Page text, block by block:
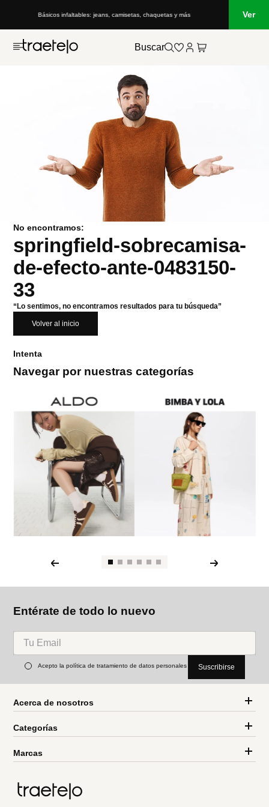
Básicos infaltables: jeans, camisetas, chaquetas y más Ver
Buscar
No encontramos:
springfield-sobrecamisa-
de-efecto-ante-0483150-
33
“Lo sentimos, no encontramos resultados para tu búsqueda”
Volver al inicio
Intenta
Navegar por nuestras categorías
Entérate de todo lo nuevo
Acepto la política de tratamiento de datos personales Suscribirse
Acerca de nosotros
Categorías
Marcas